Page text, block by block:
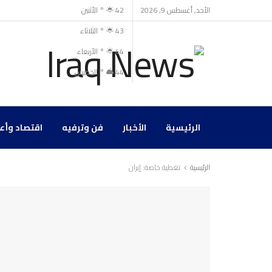
الأحد, أغسطس 9, 2026 42
° الأثنين
43
° الثلاثاء
44
° الأربعاء
44
° الخميس
الرئيسية الأخبار فن وترفيه اقتصاد
الرئيسية تغطية خاصة: إيران